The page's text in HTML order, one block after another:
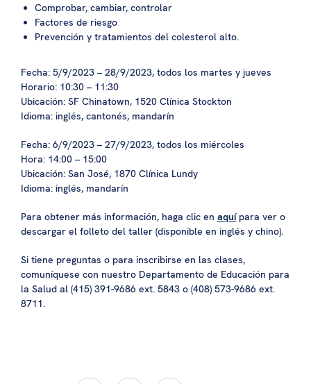
Comprobar, cambiar, controlar
Factores de riesgo
Prevención y tratamientos del colesterol alto.
Fecha: 5/9/2023 – 28/9/2023, todos los martes y jueves
Horario: 10:30 – 11:30
Ubicación: SF Chinatown, 1520 Clínica Stockton
Idioma: inglés, cantonés, mandarín
Fecha: 6/9/2023 – 27/9/2023, todos los miércoles
Hora: 14:00 – 15:00
Ubicación: San José, 1870 Clínica Lundy
Idioma: inglés, mandarín
Para obtener más información, haga clic en aquípara ver o
descargar el folleto del taller (disponible en inglés y chino).
Si tiene preguntas o para inscribirse en las clases,
comuníquese con nuestro Departamento de Educación para
la Salud al (415) 391-9686 ext. 5843 o (408) 573-9686 ext.
8711.